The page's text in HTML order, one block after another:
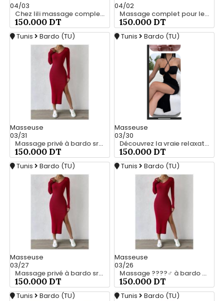
04/03
Chez lili massage complet a bardo srd 55066248
150.000 DT
04/02
Massage complet pour les hommes srd 55066248
150.000 DT
Tunis Bardo (TU)
Masseuse
03/31
Massage privé à bardo srd 55066248
150.000 DT
Tunis Bardo (TU)
Masseuse
03/30
Découvrez la vraie relaxation pour les hommes srd à bardo 20466285
150.000 DT
Tunis Bardo (TU)
Masseuse
03/27
Massage privé à bardo srd 20466285
150.000 DT
Tunis Bardo (TU)
Masseuse
03/26
Massage ????‍♂️ à bardo srd chez moi 55066248
150.000 DT
Tunis Bardo (TU) Tunis Bardo (TU)